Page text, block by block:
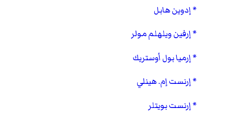
إدوين هابل
إرفين ويلهلم مولر
إرميا بول أوستريك
إرنست إم. هينلي
إرنست بويتلر